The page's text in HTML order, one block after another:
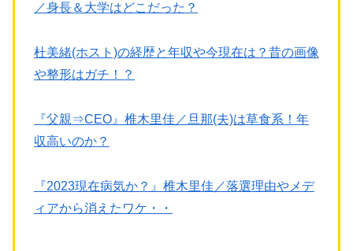
／身長＆大学はどこだった？
杜美緒(ホスト)の経歴と年収や今現在は？昔の画像
や整形はガチ！？
『父親⇒CEO』椎木里佳／旦那(夫)は草食系！年
収高いのか？
『2023現在病気か？』椎木里佳／落選理由やメデ
ィアから消えたワケ・・